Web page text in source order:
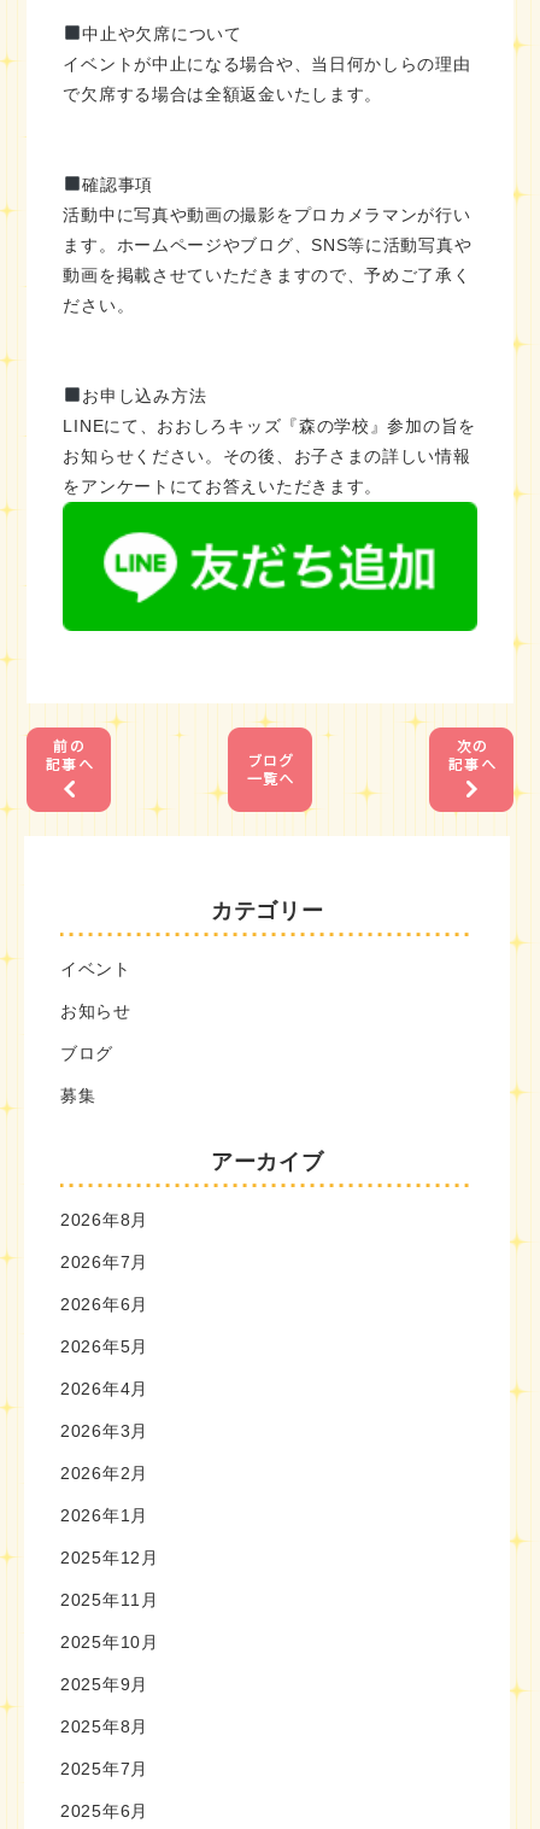
カテゴリー
イベント
お知らせ
ブログ
募集
アーカイブ
2026年8月
2026年7月
2026年6月
2026年5月
2026年4月
2026年3月
2026年2月
2026年1月
2025年12月
2025年11月
2025年10月
2025年9月
2025年8月
2025年7月
2025年6月
中止や欠席について
イベントが中止になる場合や、当日何かしらの理由
で欠席する場合は全額返金いたします。
確認事項
活動中に写真や動画の撮影をプロカメラマンが行い
ます。ホームページやブログ、SNS等に活動写真や
動画を掲載させていただきますので、予めご了承く
ださい。
お申し込み方法
LINEにて、おおしろキッズ『森の学校』参加の旨を
お知らせください。その後、お子さまの詳しい情報
をアンケートにてお答えいただきます。
1